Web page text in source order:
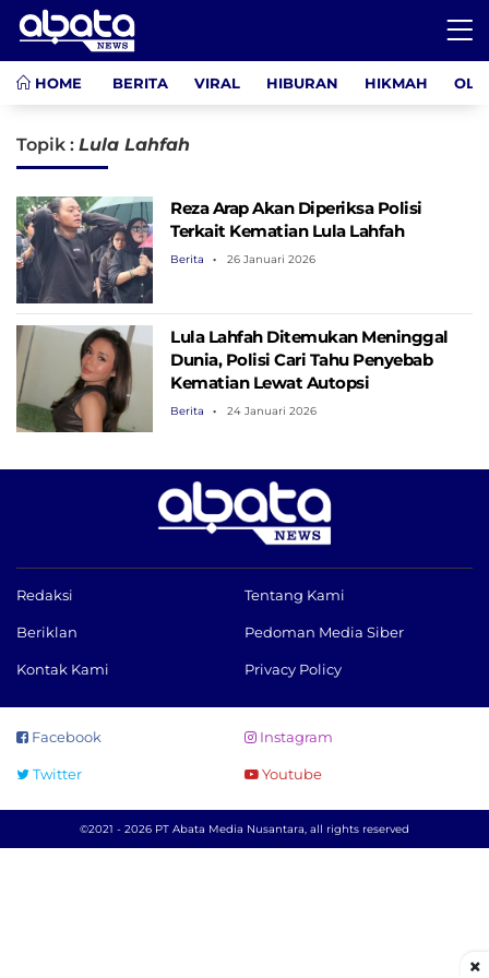
HOME BERITA VIRAL HIBURAN HIKMAH
Topik : Lula Lahfah
Reza Arap Akan Diperiksa Polisi
Terkait Kematian Lula Lahfah
Berita 26 Januari 2026
Lula Lahfah Ditemukan Meninggal
Dunia, Polisi Cari Tahu Penyebab
Kematian Lewat Autopsi
Berita 24 Januari 2026
Redaksi Tentang Kami
Beriklan Pedoman Media Siber
Kontak Kami Privacy Policy
Facebook Instagram
Twitter Youtube
©2021 - 2026 PT Abata Media Nusantara, all rights reserved
×